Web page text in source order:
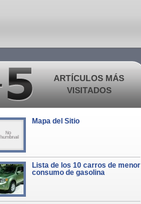
ARTÍCULOS MÁS
VISITADOS
Mapa del Sitio
Lista de los 10 carros de menor
consumo de gasolina